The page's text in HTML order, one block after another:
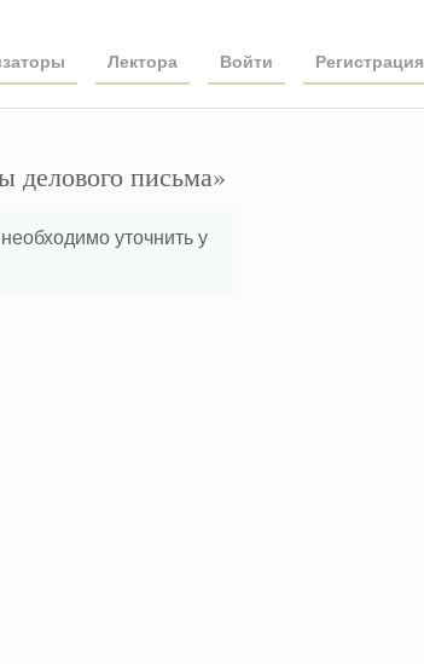
Лектора Войти Регистрация
делового письма»
уточнить у